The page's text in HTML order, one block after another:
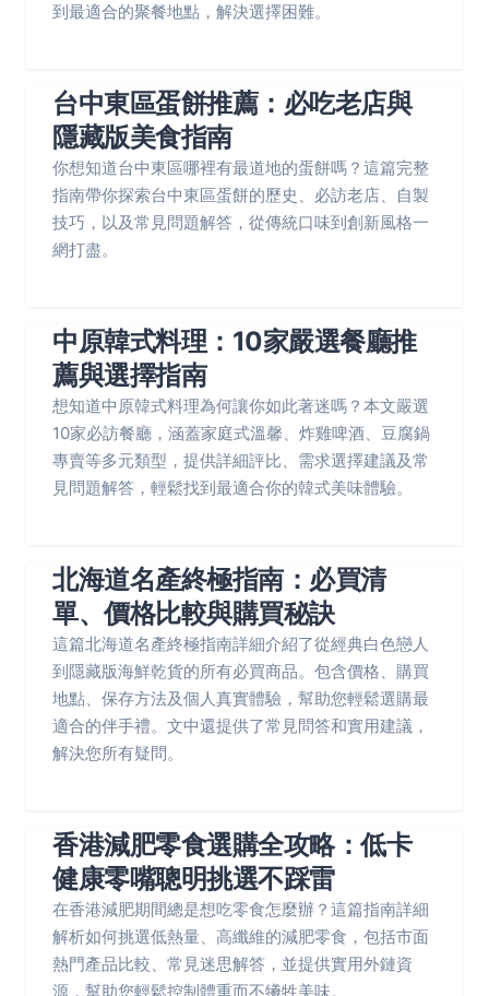
到最適合的聚餐地點，解決選擇困難。
台中東區蛋餅推薦：必吃老店與
隱藏版美食指南
你想知道台中東區哪裡有最道地的蛋餅嗎？這篇完整
指南帶你探索台中東區蛋餅的歷史、必訪老店、自製
技巧，以及常見問題解答，從傳統口味到創新風格一
網打盡。
中原韓式料理：10家嚴選餐廳推
薦與選擇指南
想知道中原韓式料理為何讓你如此著迷嗎？本文嚴選
10家必訪餐廳，涵蓋家庭式溫馨、炸雞啤酒、豆腐鍋
專賣等多元類型，提供詳細評比、需求選擇建議及常
見問題解答，輕鬆找到最適合你的韓式美味體驗。
北海道名產終極指南：必買清
單、價格比較與購買秘訣
這篇北海道名產終極指南詳細介紹了從經典白色戀人
到隱藏版海鮮乾貨的所有必買商品。包含價格、購買
地點、保存方法及個人真實體驗，幫助您輕鬆選購最
適合的伴手禮。文中還提供了常見問答和實用建議，
解決您所有疑問。
香港減肥零食選購全攻略：低卡
健康零嘴聰明挑選不踩雷
在香港減肥期間總是想吃零食怎麼辦？這篇指南詳細
解析如何挑選低熱量、高纖維的減肥零食，包括市面
熱門產品比較、常見迷思解答，並提供實用外鏈資
源，幫助您輕鬆控制體重而不犧牲美味。